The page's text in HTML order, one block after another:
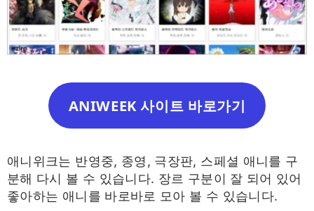
ANIWEEK 사이트 바로가기
애니위크는 반영중, 종영, 극장판, 스페셜 애니를 구
분해 다시 볼 수 있습니다. 장르 구분이 잘 되어 있어
좋아하는 애니를 바로바로 모아 볼 수 있습니다.